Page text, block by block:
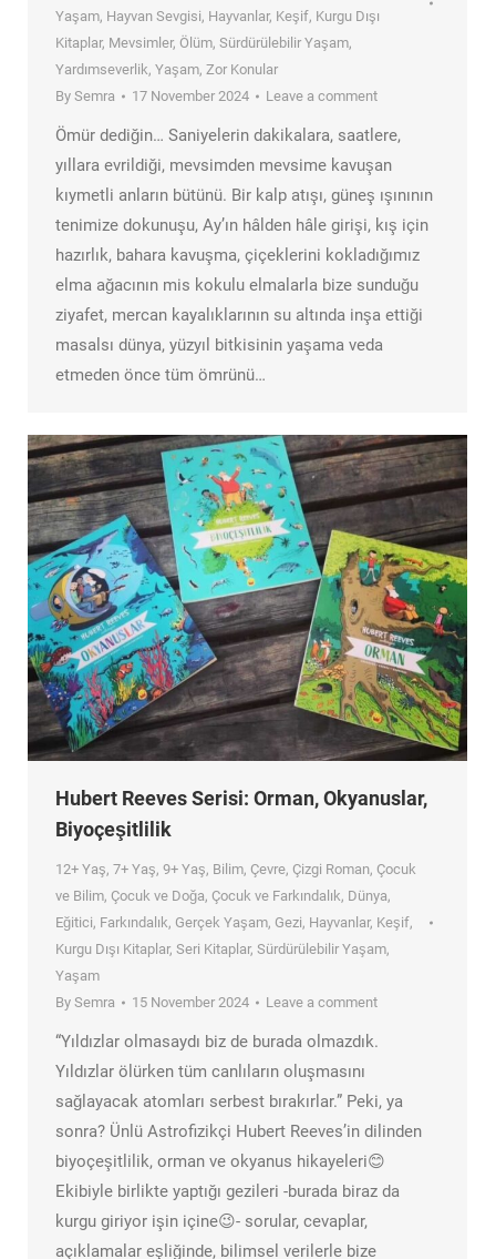
Yaşam, Hayvan Sevgisi, Hayvanlar, Keşif, Kurgu Dışı
Kitaplar, Mevsimler, Ölüm, Sürdürülebilir Yaşam,
Yardımseverlik, Yaşam, Zor Konular
By Semra 17 November 2024 Leave a comment
Ömür dediğin… Saniyelerin dakikalara, saatlere,
yıllara evrildiği, mevsimden mevsime kavuşan
kıymetli anların bütünü. Bir kalp atışı, güneş ışınının
tenimize dokunuşu, Ay’ın hâlden hâle girişi, kış için
hazırlık, bahara kavuşma, çiçeklerini kokladığımız
elma ağacının mis kokulu elmalarla bize sunduğu
ziyafet, mercan kayalıklarının su altında inşa ettiği
masalsı dünya, yüzyıl bitkisinin yaşama veda
etmeden önce tüm ömrünü…
Hubert Reeves Serisi: Orman, Okyanuslar,
Biyoçeşitlilik
12+ Yaş, 7+ Yaş, 9+ Yaş, Bilim, Çevre, Çizgi Roman, Çocuk
ve Bilim, Çocuk ve Doğa, Çocuk ve Farkındalık, Dünya,
Eğitici, Farkındalık, Gerçek Yaşam, Gezi, Hayvanlar, Keşif,
Kurgu Dışı Kitaplar, Seri Kitaplar, Sürdürülebilir Yaşam,
Yaşam
By Semra 15 November 2024 Leave a comment
“Yıldızlar olmasaydı biz de burada olmazdık.
Yıldızlar ölürken tüm canlıların oluşmasını
sağlayacak atomları serbest bırakırlar.” Peki, ya
sonra? Ünlü Astrofizikçi Hubert Reeves’in dilinden
biyoçeşitlilik, orman ve okyanus hikayeleri😊
Ekibiyle birlikte yaptığı gezileri -burada biraz da
kurgu giriyor işin içine😉- sorular, cevaplar,
açıklamalar eşliğinde, bilimsel verilerle bize